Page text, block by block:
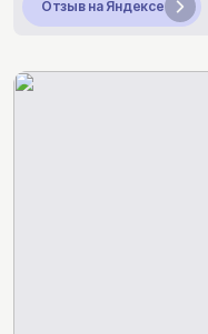
Отзыв на Яндексе